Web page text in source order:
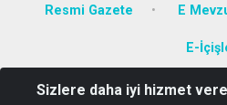
Resmi Gazete E
E-
Efeler Mah. Hürriyet Bulvarı 2275
Sizlere daha iyi hizmet